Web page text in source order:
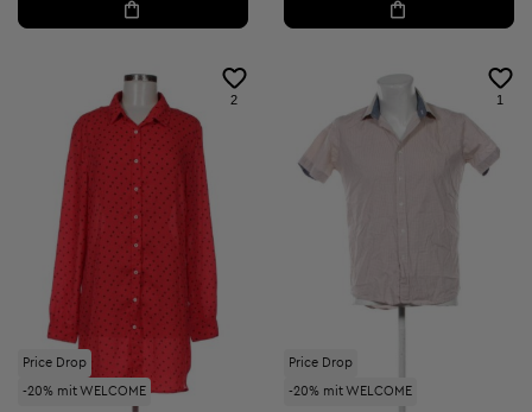
Price Drop
-20% mit WELCOME
2
Price Drop
-20% mit WELCOME
1